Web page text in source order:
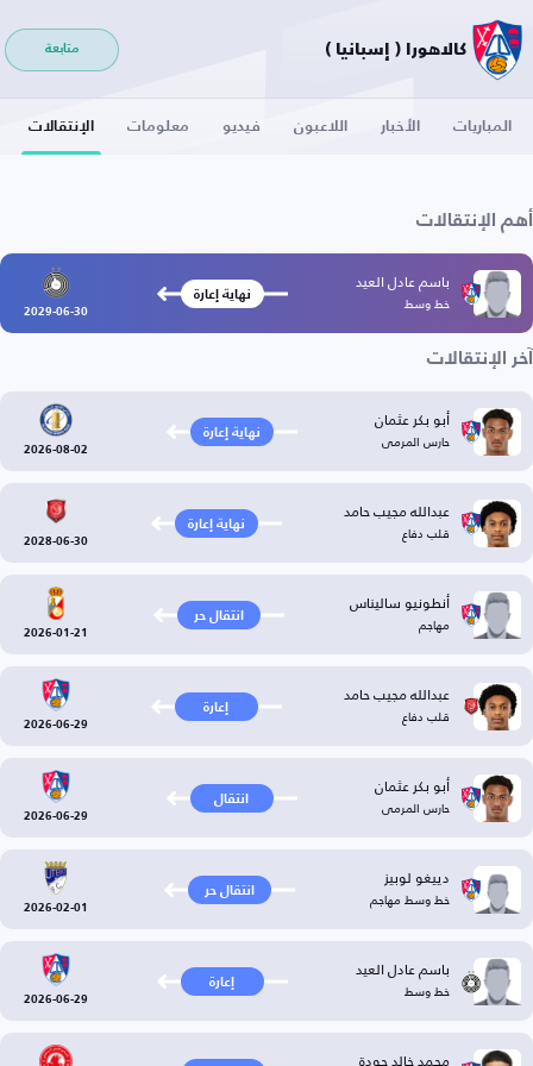
كالاهورا ( إسبانيا ) متابعة
المباريات الأخبار اللاعبون فيديو معلومات الإنتقالات
أهم الإنتقالات
باسم عادل العيد
خط وسط نهاية إعارة
2029-06-30
آخر الإنتقالات
أبو بكر عثمان
حارس المرمى نهاية إعارة
2026-08-02
عبدالله مجيب حامد
قلب دفاع نهاية إعارة
2028-06-30
أنطونيو ساليناس
مهاجم انتقال حر
2026-01-21
عبدالله مجيب حامد
قلب دفاع إعارة
2026-06-29
أبو بكر عثمان
حارس المرمى انتقال
2026-06-29
دييغو لوبيز
خط وسط مهاجم انتقال حر
2026-02-01
باسم عادل العيد
خط وسط إعارة
2026-06-29